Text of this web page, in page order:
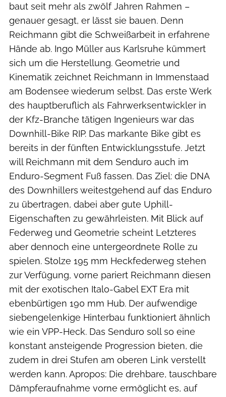
baut seit mehr als zwölf Jahren Rahmen –
genauer gesagt, er lässt sie bauen. Denn
Reichmann gibt die Schweißarbeit in erfahrene
Hände ab. Ingo Müller aus Karlsruhe kümmert
sich um die Herstellung. Geometrie und
Kinematik zeichnet Reichmann in Immenstaad
am Bodensee wiederum selbst. Das erste Werk
des hauptberuflich als Fahrwerksentwickler in
der Kfz-Branche tätigen Ingenieurs war das
Downhill-Bike RIP. Das markante Bike gibt es
bereits in der fünften Entwicklungsstufe. Jetzt
will Reichmann mit dem Senduro auch im
Enduro-Segment Fuß fassen. Das Ziel: die DNA
des Downhillers weitestgehend auf das Enduro
zu übertragen, dabei aber gute Uphill-
Eigenschaften zu gewährleisten. Mit Blick auf
Federweg und Geometrie scheint Letzteres
aber dennoch eine untergeordnete Rolle zu
spielen. Stolze 195 mm Heckfederweg stehen
zur Verfügung, vorne pariert Reichmann diesen
mit der exotischen Italo-Gabel EXT Era mit
ebenbürtigen 190 mm Hub. Der aufwendige
siebengelenkige Hinterbau funktioniert ähnlich
wie ein VPP-Heck. Das Senduro soll so eine
konstant ansteigende Progression bieten, die
zudem in drei Stufen am oberen Link verstellt
werden kann. Apropos: Die drehbare, tauschbare
Dämpferaufnahme vorne ermöglicht es, auf